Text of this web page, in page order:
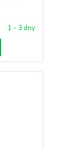
1 - 3 dny